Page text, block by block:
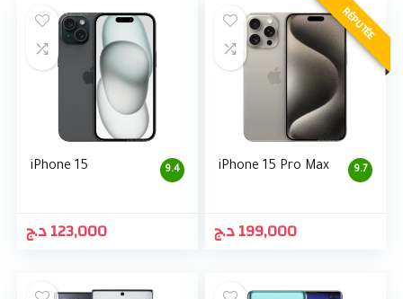
9.4
iPhone 15
123,000د.ج
RÉPUTÉE
9.7
iPhone 15 Pro Max
199,000د.ج